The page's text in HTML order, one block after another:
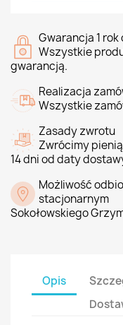
Gwarancja 1
Wszystkie
gwarancją.
Realizacja
Wszystkie
Zasady zwrotu
Zwrócimy
14 dni od daty
Możliwość
stacjonarnym
Sokołowskiego
Opis